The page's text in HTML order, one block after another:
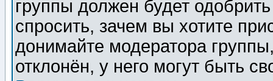
группы должен будет
спросить, зачем вы хотите
донимайте модератора
отклонён, у него могут быть